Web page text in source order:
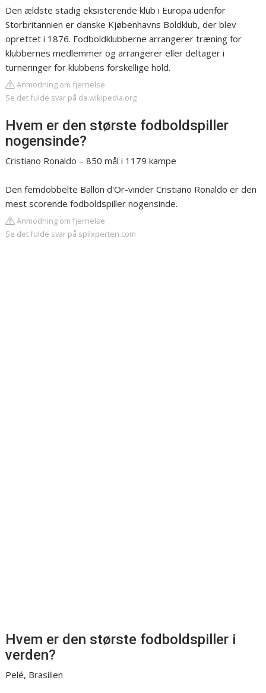
Den ældste stadig eksisterende klub i Europa udenfor
Storbritannien er danske Kjøbenhavns Boldklub, der blev
oprettet i 1876. Fodboldklubberne arrangerer træning for
klubbernes medlemmer og arrangerer eller deltager i
turneringer for klubbens forskellige hold.
Anmodning om fjernelse
Se det fulde svar på da.wikipedia.org
Hvem er den største fodboldspiller
nogensinde?
Cristiano Ronaldo – 850 mål i 1179 kampe
Den femdobbelte Ballon d'Or-vinder Cristiano Ronaldo er den
mest scorende fodboldspiller nogensinde.
Anmodning om fjernelse
Se det fulde svar på spilxperten.com
Hvem er den største fodboldspiller i
verden?
Pelé, Brasilien